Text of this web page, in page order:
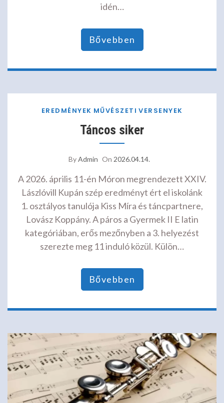
idén…
Bővebben
EREDMÉNYEK MŰVÉSZETI VERSENYEK
Táncos siker
ByAdmin On 2026.04.14.
A 2026. április 11-én Móron megrendezett XXIV.
Lászlóvill Kupán szép eredményt ért el iskolánk
1. osztályos tanulója Kiss Míra és táncpartnere,
Lovász Koppány. A páros a Gyermek II E latin
kategóriában, erős mezőnyben a 3. helyezést
szerezte meg 11 induló közül. Külön…
Bővebben